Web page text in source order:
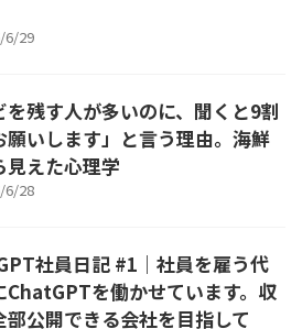
6/29
を残す人が多いのに、聞くと9割
願いします」と言う理由。海鮮
見えた心理学
6/28
社員日記 #1｜社員を雇う代
ChatGPTを働かせています。収
部公開できる会社を目指して